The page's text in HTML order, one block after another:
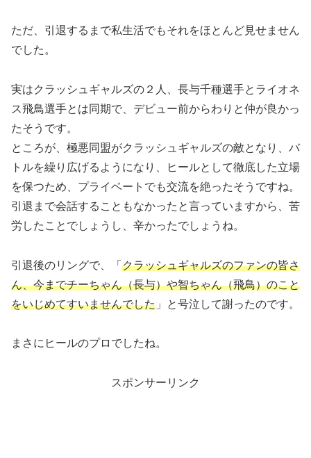
ただ、引退するまで私生活でもそれをほとんど見せません
でした。
実はクラッシュギャルズの２人、長与千種選手とライオネ
ス飛鳥選手とは同期で、デビュー前からわりと仲が良かっ
たそうです。
ところが、極悪同盟がクラッシュギャルズの敵となり、バ
トルを繰り広げるようになり、ヒールとして徹底した立場
を保つため、プライベートでも交流を絶ったそうですね。
引退まで会話することもなかったと言っていますから、苦
労したことでしょうし、辛かったでしょうね。
引退後のリングで、「 クラッシュギャルズのファンの皆さ
ん、今までチーちゃん（長与）や智ちゃん（飛鳥）のこと
をいじめてすいませんでした 」と号泣して謝ったのです。
まさにヒールのプロでしたね。
スポンサーリンク